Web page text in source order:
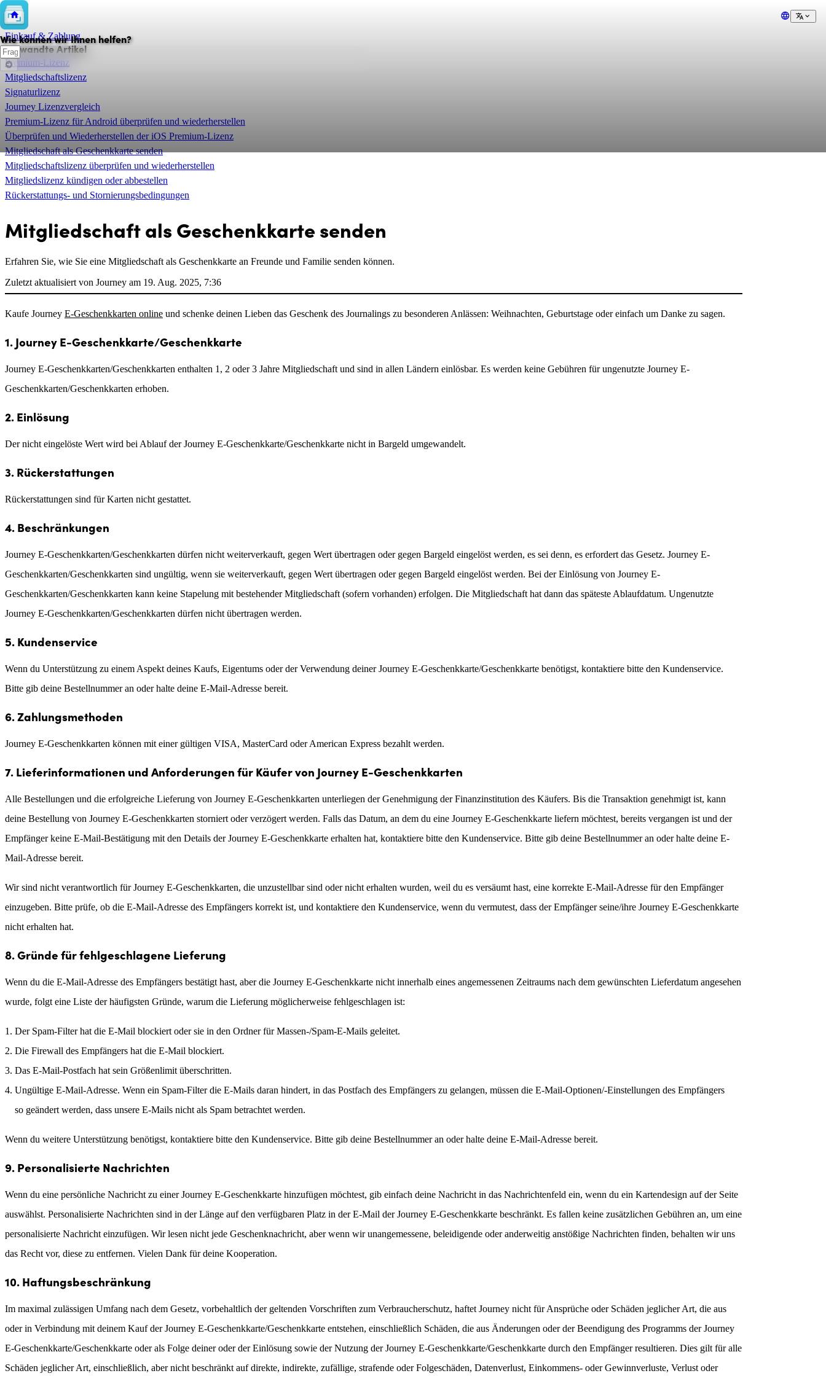
Wie können wir Ihnen helfen?
💲
Einkauf & Zahlung
Verwandte Artikel
Premium-Lizenz
Mitgliedschaftslizenz
Signaturlizenz
Journey Lizenzvergleich
Premium-Lizenz für Android überprüfen und wiederherstellen
Überprüfen und Wiederherstellen der iOS Premium-Lizenz
Mitgliedschaft als Geschenkkarte senden
Mitgliedschaftslizenz überprüfen und wiederherstellen
Mitgliedslizenz kündigen oder abbestellen
Rückerstattungs- und Stornierungsbedingungen
Mitgliedschaft als Geschenkkarte senden
Erfahren Sie, wie Sie eine Mitgliedschaft als Geschenkkarte an Freunde und Familie senden können.
Zuletzt aktualisiert von Journey am 19. Aug. 2025, 7:36
Kaufe Journey E-Geschenkkarten online und schenke deinen Lieben das Geschenk des Journalings zu besonderen Anlässen: Weihnachten, Geburtstage oder einfach um Danke zu sagen.
1. Journey E-Geschenkkarte/Geschenkkarte
Journey E-Geschenkkarten/Geschenkkarten enthalten 1, 2 oder 3 Jahre Mitgliedschaft und sind in allen Ländern einlösbar. Es werden keine Gebühren für ungenutzte Journey E-
Geschenkkarten/Geschenkkarten erhoben.
2. Einlösung
Der nicht eingelöste Wert wird bei Ablauf der Journey E-Geschenkkarte/Geschenkkarte nicht in Bargeld umgewandelt.
3. Rückerstattungen
Rückerstattungen sind für Karten nicht gestattet.
4. Beschränkungen
Journey E-Geschenkkarten/Geschenkkarten dürfen nicht weiterverkauft, gegen Wert übertragen oder gegen Bargeld eingelöst werden, es sei denn, es erfordert das Gesetz. Journey E-
Geschenkkarten/Geschenkkarten sind ungültig, wenn sie weiterverkauft, gegen Wert übertragen oder gegen Bargeld eingelöst werden. Bei der Einlösung von Journey E-
Geschenkkarten/Geschenkkarten kann keine Stapelung mit bestehender Mitgliedschaft (sofern vorhanden) erfolgen. Die Mitgliedschaft hat dann das späteste Ablaufdatum. Ungenutzte
Journey E-Geschenkkarten/Geschenkkarten dürfen nicht übertragen werden.
5. Kundenservice
Wenn du Unterstützung zu einem Aspekt deines Kaufs, Eigentums oder der Verwendung deiner Journey E-Geschenkkarte/Geschenkkarte benötigst, kontaktiere bitte den Kundenservice.
Bitte gib deine Bestellnummer an oder halte deine E-Mail-Adresse bereit.
6. Zahlungsmethoden
Journey E-Geschenkkarten können mit einer gültigen VISA, MasterCard oder American Express bezahlt werden.
7. Lieferinformationen und Anforderungen für Käufer von Journey E-Geschenkkarten
Alle Bestellungen und die erfolgreiche Lieferung von Journey E-Geschenkkarten unterliegen der Genehmigung der Finanzinstitution des Käufers. Bis die Transaktion genehmigt ist, kann
deine Bestellung von Journey E-Geschenkkarten storniert oder verzögert werden. Falls das Datum, an dem du eine Journey E-Geschenkkarte liefern möchtest, bereits vergangen ist und der
Empfänger keine E-Mail-Bestätigung mit den Details der Journey E-Geschenkkarte erhalten hat, kontaktiere bitte den Kundenservice. Bitte gib deine Bestellnummer an oder halte deine E-
Mail-Adresse bereit.
Wir sind nicht verantwortlich für Journey E-Geschenkkarten, die unzustellbar sind oder nicht erhalten wurden, weil du es versäumt hast, eine korrekte E-Mail-Adresse für den Empfänger
einzugeben. Bitte prüfe, ob die E-Mail-Adresse des Empfängers korrekt ist, und kontaktiere den Kundenservice, wenn du vermutest, dass der Empfänger seine/ihre Journey E-Geschenkkarte
nicht erhalten hat.
8. Gründe für fehlgeschlagene Lieferung
Wenn du die E-Mail-Adresse des Empfängers bestätigt hast, aber die Journey E-Geschenkkarte nicht innerhalb eines angemessenen Zeitraums nach dem gewünschten Lieferdatum angesehen
wurde, folgt eine Liste der häufigsten Gründe, warum die Lieferung möglicherweise fehlgeschlagen ist:
Der Spam-Filter hat die E-Mail blockiert oder sie in den Ordner für Massen-/Spam-E-Mails geleitet.
Die Firewall des Empfängers hat die E-Mail blockiert.
Das E-Mail-Postfach hat sein Größenlimit überschritten.
Ungültige E-Mail-Adresse. Wenn ein Spam-Filter die E-Mails daran hindert, in das Postfach des Empfängers zu gelangen, müssen die E-Mail-Optionen/-Einstellungen des Empfängers
so geändert werden, dass unsere E-Mails nicht als Spam betrachtet werden.
Wenn du weitere Unterstützung benötigst, kontaktiere bitte den Kundenservice. Bitte gib deine Bestellnummer an oder halte deine E-Mail-Adresse bereit.
9. Personalisierte Nachrichten
Wenn du eine persönliche Nachricht zu einer Journey E-Geschenkkarte hinzufügen möchtest, gib einfach deine Nachricht in das Nachrichtenfeld ein, wenn du ein Kartendesign auf der Seite
auswählst. Personalisierte Nachrichten sind in der Länge auf den verfügbaren Platz in der E-Mail der Journey E-Geschenkkarte beschränkt. Es fallen keine zusätzlichen Gebühren an, um eine
personalisierte Nachricht einzufügen. Wir lesen nicht jede Geschenknachricht, aber wenn wir unangemessene, beleidigende oder anderweitig anstößige Nachrichten finden, behalten wir uns
das Recht vor, diese zu entfernen. Vielen Dank für deine Kooperation.
10. Haftungsbeschränkung
Im maximal zulässigen Umfang nach dem Gesetz, vorbehaltlich der geltenden Vorschriften zum Verbraucherschutz, haftet Journey nicht für Ansprüche oder Schäden jeglicher Art, die aus
oder in Verbindung mit deinem Kauf der Journey E-Geschenkkarte/Geschenkkarte entstehen, einschließlich Schäden, die aus Änderungen oder der Beendigung des Programms der Journey
E-Geschenkkarte/Geschenkkarte oder als Folge deiner oder der Einlösung sowie der Nutzung der Journey E-Geschenkkarte/Geschenkkarte durch den Empfänger resultieren. Dies gilt für alle
Schäden jeglicher Art, einschließlich, aber nicht beschränkt auf direkte, indirekte, zufällige, strafende oder Folgeschäden, Datenverlust, Einkommens- oder Gewinnverluste, Verlust oder